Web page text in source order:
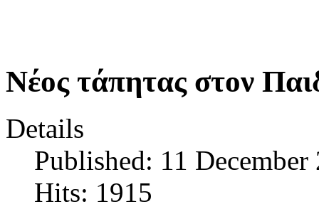
Νέος τάπητας στον
Details
Published: 11 December
Hits: 1915